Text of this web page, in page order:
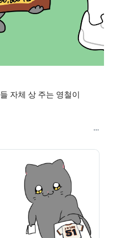
자체 상 주는 영철이